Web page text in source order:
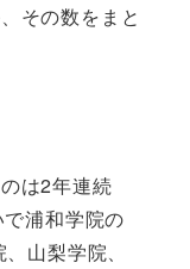
その数をまと
は2年連続
浦和学院の
山梨学院、